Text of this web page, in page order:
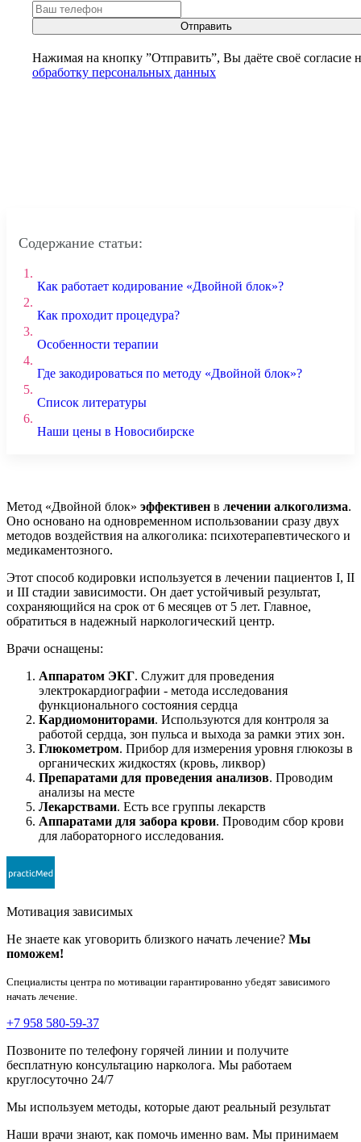
Отправить
Нажимая на кнопку ”Отправить”, Вы даёте своё согласие
обработку персональных данных
Содержание статьи:
1.
Как работает кодирование «Двойной блок»?
2.
Как проходит процедура?
3.
Особенности терапии
4.
Где закодироваться по методу «Двойной блок»?
5.
Список литературы
6.
Наши цены в Новосибирске
Метод «Двойной блок» эффективен в лечении алкоголизма.
Оно основано на одновременном использовании сразу двух
методов воздействия на алкоголика: психотерапевтического и
медикаментозного.
Этот способ кодировки используется в лечении пациентов I, II
и III стадии зависимости. Он дает устойчивый результат,
сохраняющийся на срок от 6 месяцев от 5 лет. Главное,
обратиться в надежный наркологический центр.
Врачи оснащены:
Аппаратом ЭКГ. Служит для проведения
электрокардиографии - метода исследования
функционального состояния сердца
Кардиомониторами. Используются для контроля за
работой сердца, зон пульса и выхода за рамки этих зон.
Глюкометром. Прибор для измерения уровня глюкозы в
органических жидкостях (кровь, ликвор)
Препаратами для проведения анализов. Проводим
анализы на месте
Лекарствами. Есть все группы лекарств
Аппаратами для забора крови. Проводим сбор крови
для лабораторного исследования.
Мотивация зависимых
Не знаете как уговорить близкого начать лечение? Мы
поможем!
Специалисты центра по мотивации гарантированно убедят зависимого
начать лечение.
+7 958 580-59-37
Позвоните по телефону горячей линии и получите
бесплатную консультацию нарколога. Мы работаем
круглосуточно 24/7
Мы используем методы, которые дают реальный результат
Наши врачи знают, как помочь именно вам. Мы принимаем